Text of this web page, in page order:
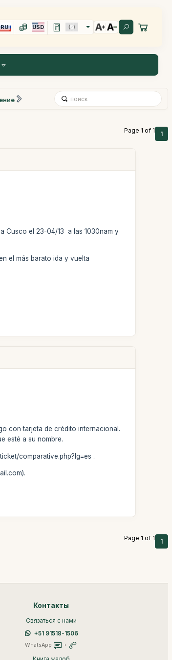
RU USD
Page 1 of 1 1
Cusco el 23-04/13 a las 1030nam y
el más barato ida y vuelta
con tarjeta de crédito internacional.
esté a su nombre.
comparative.php?lg=es .
Page 1 of 1 1
Контакты
Связаться с нами
+51 91518-1506
WhatsApp +
Книга жалоб